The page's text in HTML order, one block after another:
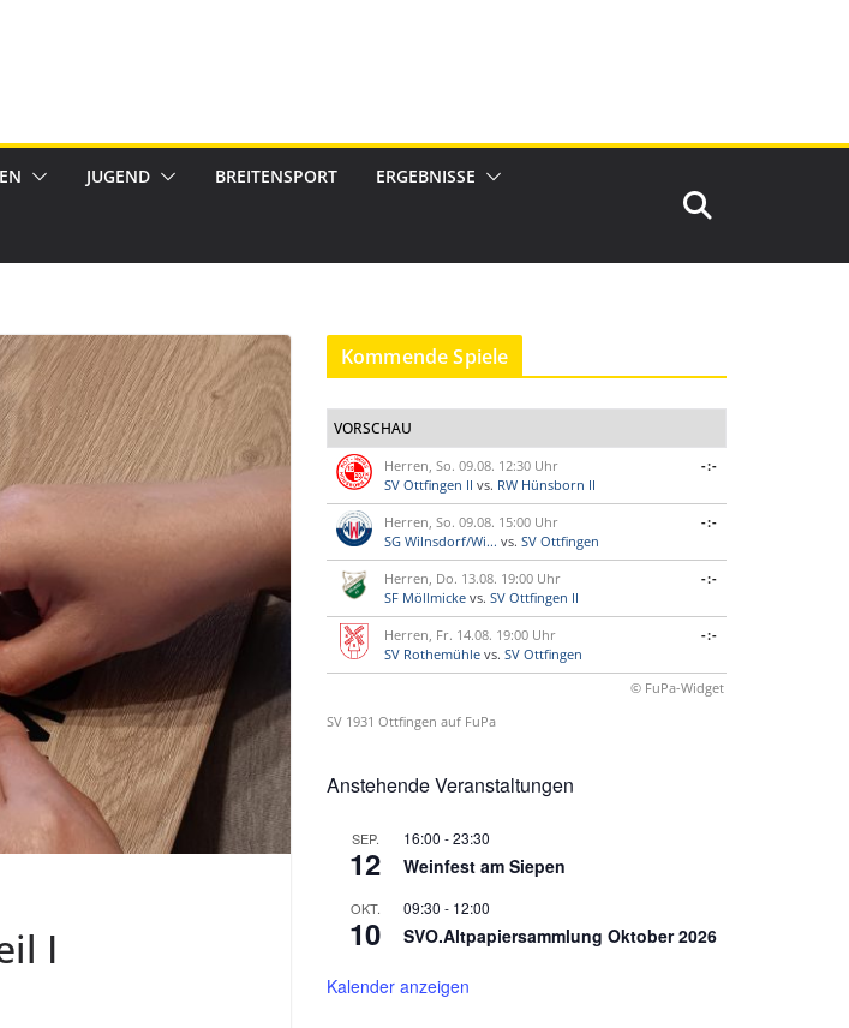
JUGEND BREITENSPORT ERGEBNISSE
I
Kommende Spiele
VORSCHAU
Herren, So. 09.08. 12:30 Uhr
SV Ottfingen II vs. RW Hünsborn II
-:-
Herren, So. 09.08. 15:00 Uhr
SG Wilnsdorf/Wi... vs. SV Ottfingen
-:-
Herren, Do. 13.08. 19:00 Uhr
SF Möllmicke vs. SV Ottfingen II
-:-
Herren, Fr. 14.08. 19:00 Uhr
SV Rothemühle vs. SV Ottfingen
-:-
© FuPa-Widget
SV 1931 Ottfingen auf FuPa
Anstehende Veranstaltungen
SEP.
12
16:00 -23:30
Weinfest am Siepen
OKT.
10
09:30 - 12:00
SVO.Altpapiersammlung Oktober 2026
Kalender anzeigen